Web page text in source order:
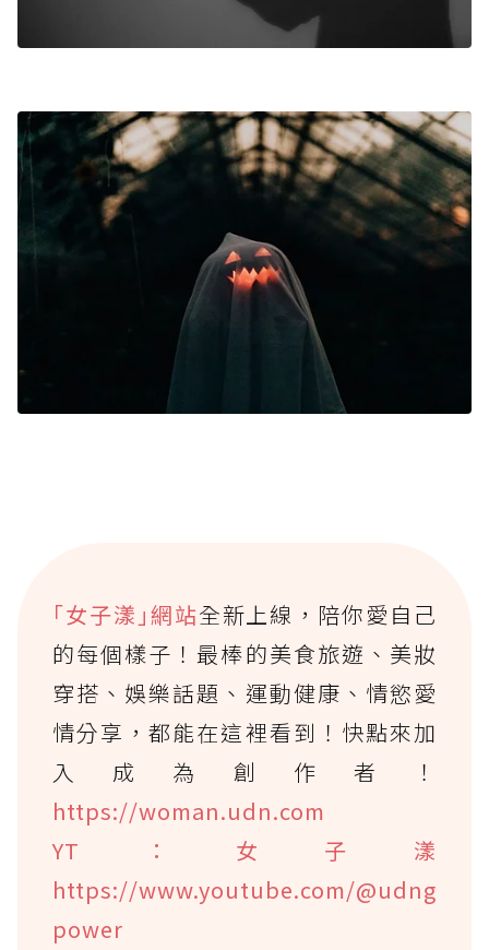
｢女子漾｣網站全新上線，陪你愛自己
的每個樣子！最棒的美食旅遊、美妝
穿搭、娛樂話題、運動健康、情慾愛
情分享，都能在這裡看到！快點來加
入成為創作者！
https://woman.udn.com
YT：女子漾
https://www.youtube.com/@udng
power